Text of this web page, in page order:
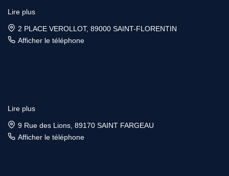
Lire plus
2 PLACE VEROLLOT, 89000 SAINT-FLORENTIN
Afficher le téléphone
Lire plus
9 Rue des Lions, 89170 SAINT FARGEAU
Afficher le téléphone